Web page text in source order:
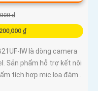
₫
₫
IW là dòng camera
Sản phẩm hỗ trợ kết nôi
tích hợp mic loa đàm...